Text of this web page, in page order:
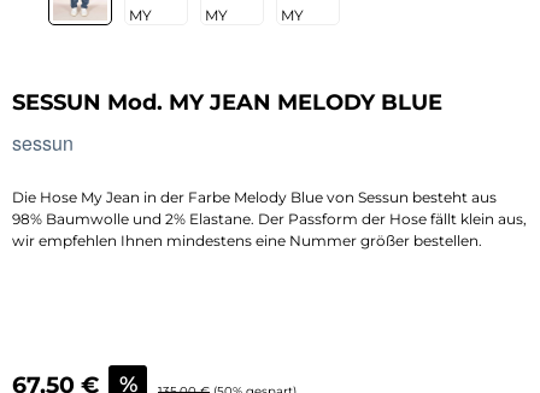
SESSUN Mod. MY JEAN MELODY BLUE
sessun
Die Hose My Jean in der Farbe Melody Blue von Sessun besteht aus
98% Baumwolle und 2% Elastane. Der Passform der Hose fällt klein aus,
wir empfehlen Ihnen mindestens eine Nummer größer bestellen.
Verkaufspreis:
67,50 € % Regulärer Preis: